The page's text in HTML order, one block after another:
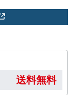
送料無料